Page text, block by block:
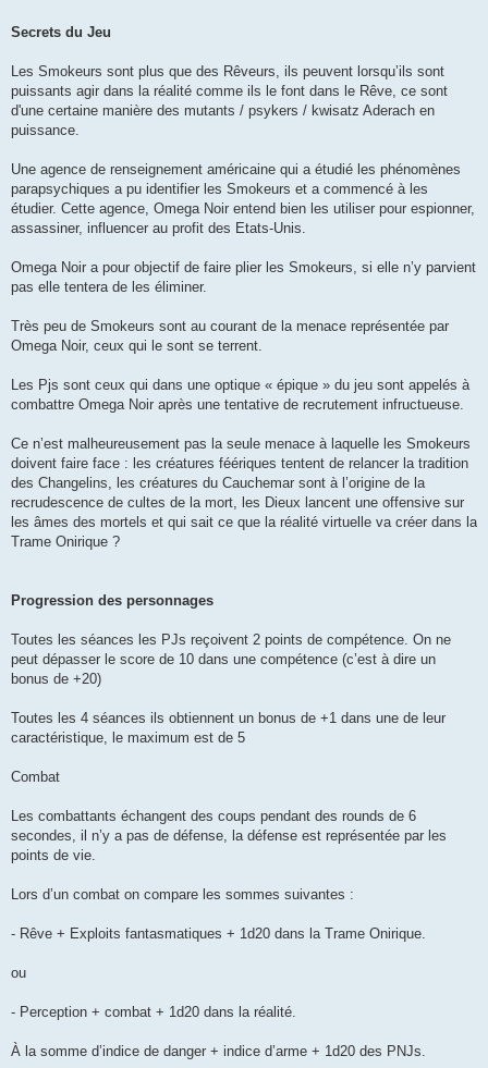
Secrets du Jeu
Les Smokeurs sont plus que des Rêveurs, ils peuvent lorsqu’ils sont
puissants agir dans la réalité comme ils le font dans le Rêve, ce sont
d'une certaine manière des mutants / psykers / kwisatz Aderach en
puissance.
Une agence de renseignement américaine qui a étudié les phénomènes
parapsychiques a pu identifier les Smokeurs et a commencé à les
étudier. Cette agence, Omega Noir entend bien les utiliser pour espionner,
assassiner, influencer au profit des Etats-Unis.
Omega Noir a pour objectif de faire plier les Smokeurs, si elle n’y parvient
pas elle tentera de les éliminer.
Très peu de Smokeurs sont au courant de la menace représentée par
Omega Noir, ceux qui le sont se terrent.
Les Pjs sont ceux qui dans une optique « épique » du jeu sont appelés à
combattre Omega Noir après une tentative de recrutement infructueuse.
Ce n’est malheureusement pas la seule menace à laquelle les Smokeurs
doivent faire face : les créatures féériques tentent de relancer la tradition
des Changelins, les créatures du Cauchemar sont à l’origine de la
recrudescence de cultes de la mort, les Dieux lancent une offensive sur
les âmes des mortels et qui sait ce que la réalité virtuelle va créer dans la
Trame Onirique ?
Progression des personnages
Toutes les séances les PJs reçoivent 2 points de compétence. On ne
peut dépasser le score de 10 dans une compétence (c’est à dire un
bonus de +20)
Toutes les 4 séances ils obtiennent un bonus de +1 dans une de leur
caractéristique, le maximum est de 5
Combat
Les combattants échangent des coups pendant des rounds de 6
secondes, il n’y a pas de défense, la défense est représentée par les
points de vie.
Lors d’un combat on compare les sommes suivantes :
- Rêve + Exploits fantasmatiques + 1d20 dans la Trame Onirique.
ou
- Perception + combat + 1d20 dans la réalité.
À la somme d’indice de danger + indice d’arme + 1d20 des PNJs.